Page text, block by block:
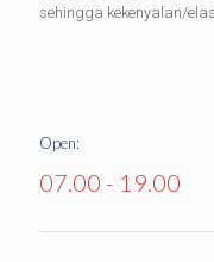
sehingga kekenyalan/
Open:
07.00 - 19.00